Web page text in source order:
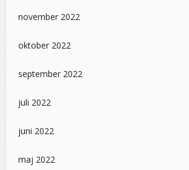
november 2022
oktober 2022
september 2022
juli 2022
juni 2022
maj 2022